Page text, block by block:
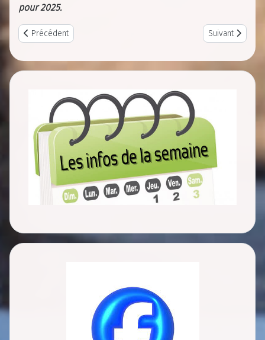
pour 2025.
Previous article: Photo du centenaire 10 mars 2024
Précédent Next article:
Suivant